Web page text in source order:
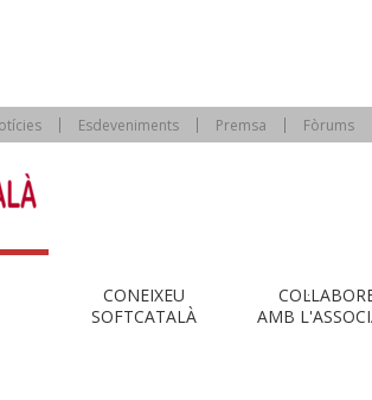
Esdeveniments Premsa Fòrums
CONEIXEU
SOFTCATALÀ
AMB